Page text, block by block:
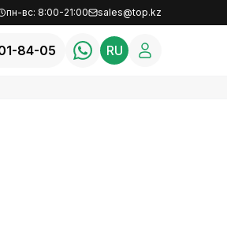
пн-вс: 8:00-21:00 sales@top.kz
84-05 RU